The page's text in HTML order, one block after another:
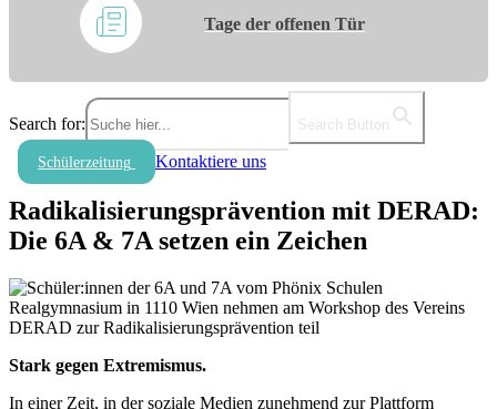
Tage der offenen Tür
Search for: Search Button
Schülerzeitung Kontaktiere uns
Radikalisierungsprävention mit DERAD:
Die 6A & 7A setzen ein Zeichen
Stark gegen Extremismus.
In einer Zeit, in der soziale Medien zunehmend zur Plattform